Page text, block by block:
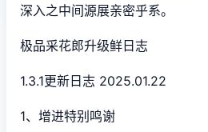
深入之中间源展亲密乎系。
极品采花郎升级鲜日志
1.3.1更新日志 2025.01.22
1、增进特别鸣谢